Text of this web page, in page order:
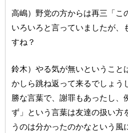
高嶋）野党の方からは再三「こ
いろいろと言っていましたが、
すね？
鈴木）やる気が無いということ
かしら跳ね返って来るでしょう
勝な言葉で、謝罪もあったし、
ず」という言葉は友達の扱い方
うのは分かったのかなという風